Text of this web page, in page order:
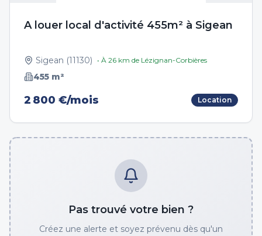
A louer local d'activité 455m² à Sigean
Sigean (11130) • À 26 km de Lézignan-Corbières
455 m²
2 800 €/mois Location
Pas trouvé votre bien ?
Créez une alerte et soyez prévenu dès qu'un